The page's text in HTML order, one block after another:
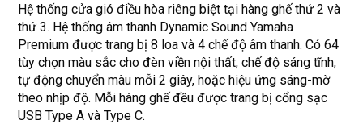
Hệ thống cửa gió điều hòa riêng biệt tại hàng ghế thứ 2 và
thứ 3. Hệ thống âm thanh Dynamic Sound Yamaha
Premium được trang bị 8 loa và 4 chế độ âm thanh. Có 64
tùy chọn màu sắc cho đèn viền nội thất, chế độ sáng tĩnh,
tự động chuyển màu mỗi 2 giây, hoặc hiệu ứng sáng-mờ
theo nhịp độ. Mỗi hàng ghế đều được trang bị cổng sạc
USB Type A và Type C.